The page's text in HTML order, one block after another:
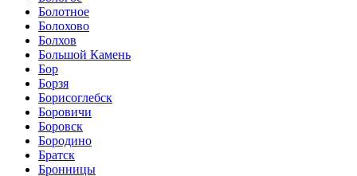
Болотное
Болохово
Болхов
Большой Камень
Бор
Борзя
Борисоглебск
Боровичи
Боровск
Бородино
Братск
Бронницы